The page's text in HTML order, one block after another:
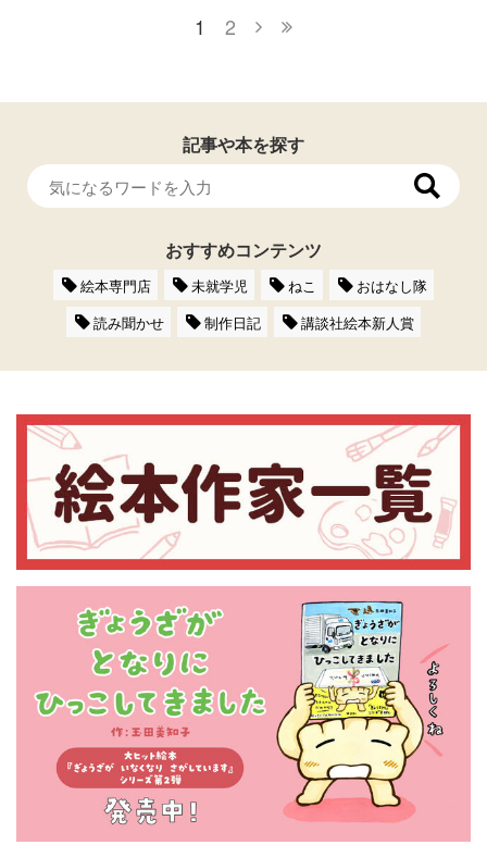
1 2
記事や本を探す
おすすめコンテンツ
絵本専門店 未就学児 ねこ
おはなし隊
読み聞かせ
制作日記 講談社絵本新人賞